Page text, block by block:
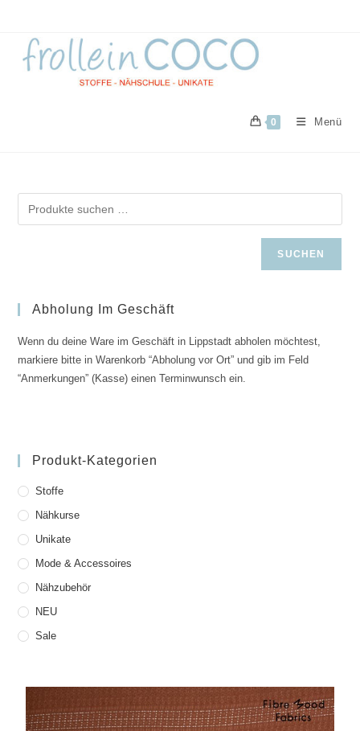
springen
0 Menü
SUCHEN
Abholung Im Geschäft
Wenn du deine Ware im Geschäft in Lippstadt abholen möchtest,
markiere bitte in Warenkorb “Abholung vor Ort” und gib im Feld
“Anmerkungen” (Kasse) einen Terminwunsch ein.
Produkt-Kategorien
Stoffe
Nähkurse
Unikate
Mode & Accessoires
Nähzubehör
NEU
Sale